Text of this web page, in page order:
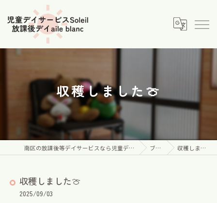
収穫しました🍈
南区の放課後等デイサービスなら児童デイサービス Soleil ブログ 収穫しました🍈
収穫しました🍈
2025/09/03